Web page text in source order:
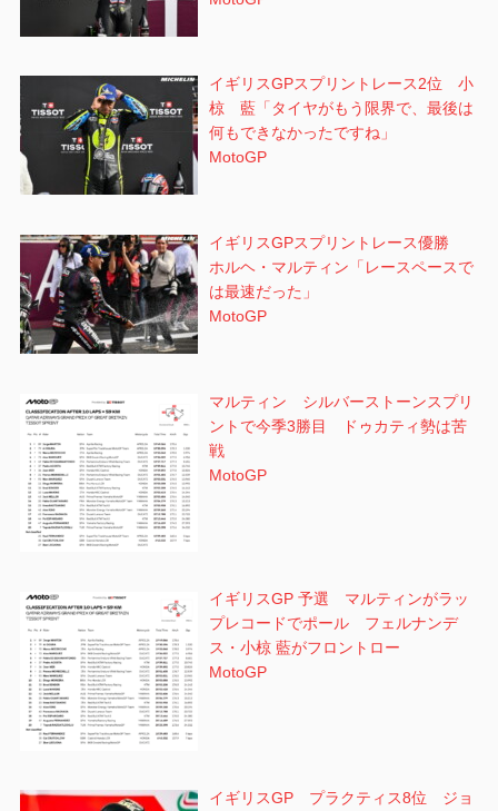
イギリスGPスプリントレース2位 小
椋 藍「タイヤがもう限界で、最後は
何もできなかったですね」
MotoGP
イギリスGPスプリントレース優勝
ホルヘ・マルティン「レースペースで
は最速だった」
MotoGP
マルティン シルバーストーンスプリ
ントで今季3勝目 ドゥカティ勢は苦
戦
MotoGP
イギリスGP 予選 マルティンがラッ
プレコードでポール フェルナンデ
ス・小椋 藍がフロントロー
MotoGP
イギリスGP プラクティス8位 ジョ